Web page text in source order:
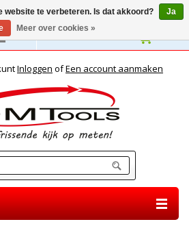
Inloggen ofEen account aanmaken
website te verbeteren. Is dat akkoord?
Ja
Meer over cookies »